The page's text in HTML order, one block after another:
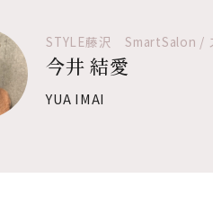
STYLE藤沢 SmartSalon /
今井 結愛
YUA IMAI